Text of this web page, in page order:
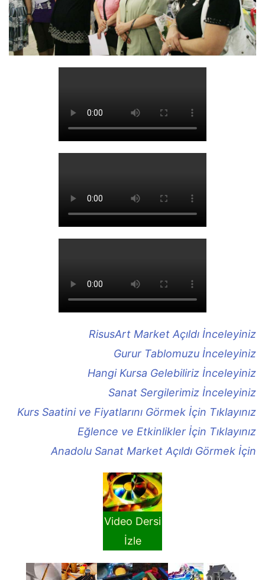
RisusArt Market Açıldı İnceleyiniz
Gurur Tablomuzu İnceleyiniz
Hangi Kursa Gelebiliriz İnceleyiniz
Sanat Sergilerimiz İnceleyiniz
Kurs Saatini ve Fiyatlarını Görmek İçin Tıklayınız
Eğlence ve Etkinlikler İçin Tıklayınız
Anadolu Sanat Market Açıldı Görmek İçin
Video Dersi
İzle